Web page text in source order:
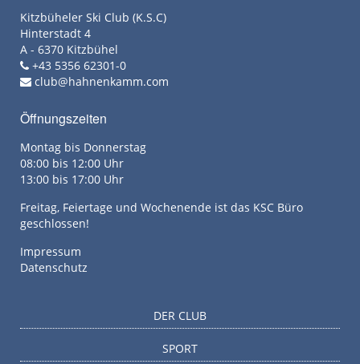
Kitzbüheler Ski Club (K.S.C)
Hinterstadt 4
A - 6370 Kitzbühel
+43 5356 62301-0
club@hahnenkamm.com
Öffnungszeiten
Montag bis Donnerstag
08:00 bis 12:00 Uhr
13:00 bis 17:00 Uhr
Freitag, Feiertage und Wochenende ist das KSC Büro
geschlossen!
Impressum
Datenschutz
DER CLUB
SPORT